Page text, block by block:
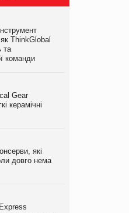
ThinkGlobal
та
команди
Gear
керамічні
які
довго нема